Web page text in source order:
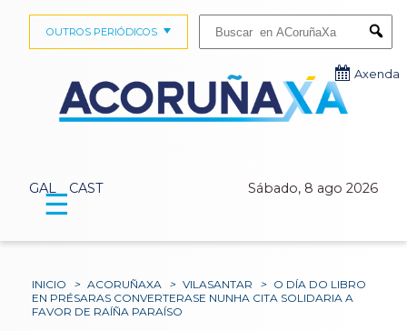
GAL CAST Sábado, 8 ago 2026
OUTROS PERIÓDICOS
Axenda
☰
INICIO > ACORUÑAXA > VILASANTAR > O DÍA DO LIBRO
EN PRÉSARAS CONVERTERASE NUNHA CITA SOLIDARIA A
FAVOR DE RAÍÑA PARAÍSO